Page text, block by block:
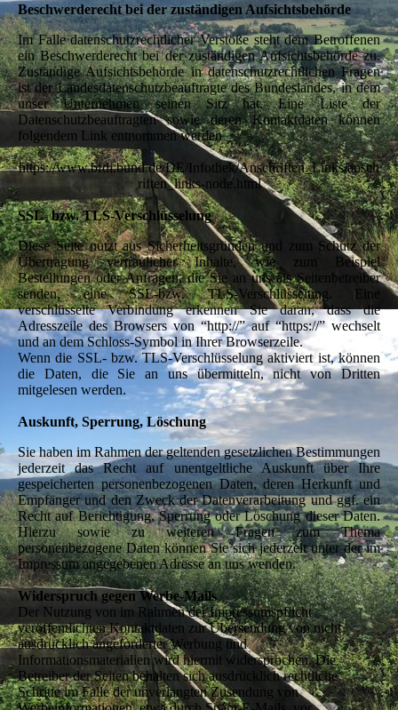
Beschwerderecht bei der zuständigen Aufsichtsbehörde
Im Falle datenschutzrechtlicher Verstöße steht dem Betroffenen
ein Beschwerderecht bei der zuständigen Aufsichtsbehörde zu.
Zuständige Aufsichtsbehörde in datenschutzrechtlichen Fragen
ist der Landesdatenschutzbeauftragte des Bundeslandes, in dem
unser Unternehmen seinen Sitz hat. Eine Liste der
Datenschutzbeauftragten sowie deren Kontaktdaten können
folgendem Link entnommen werden
https://www.bfdi.bund.de/DE/Infothek/Anschriften_Links/ansch
riften_links-node.html
SSL- bzw. TLS-Verschlüsselung
Diese Seite nutzt aus Sicherheitsgründen und zum Schutz der
Übertragung vertraulicher Inhalte, wie zum Beispiel
Bestellungen oder Anfragen, die Sie an uns als Seitenbetreiber
senden, eine SSL-bzw. TLS-Verschlüsselung. Eine
verschlüsselte Verbindung erkennen Sie daran, dass die
Adresszeile des Browsers von “http://” auf “https://” wechselt
und an dem Schloss-Symbol in Ihrer Browserzeile.
Wenn die SSL- bzw. TLS-Verschlüsselung aktiviert ist, können
die Daten, die Sie an uns übermitteln, nicht von Dritten
mitgelesen werden.
Auskunft, Sperrung, Löschung
Sie haben im Rahmen der geltenden gesetzlichen Bestimmungen
jederzeit das Recht auf unentgeltliche Auskunft über Ihre
gespeicherten personenbezogenen Daten, deren Herkunft und
Empfänger und den Zweck der Datenverarbeitung und ggf. ein
Recht auf Berichtigung, Sperrung oder Löschung dieser Daten.
Hierzu sowie zu weiteren Fragen zum Thema
personenbezogene Daten können Sie sich jederzeit unter der im
Impressum angegebenen Adresse an uns wenden.
Widerspruch gegen Werbe-Mails
Der Nutzung von im Rahmen der Impressumspflicht
veröffentlichten Kontaktdaten zur Übersendung von nicht
ausdrücklich angeforderter Werbung und
Informationsmaterialien wird hiermit widersprochen. Die
Betreiber der Seiten behalten sich ausdrücklich rechtliche
Schritte im Falle der unverlangten Zusendung von